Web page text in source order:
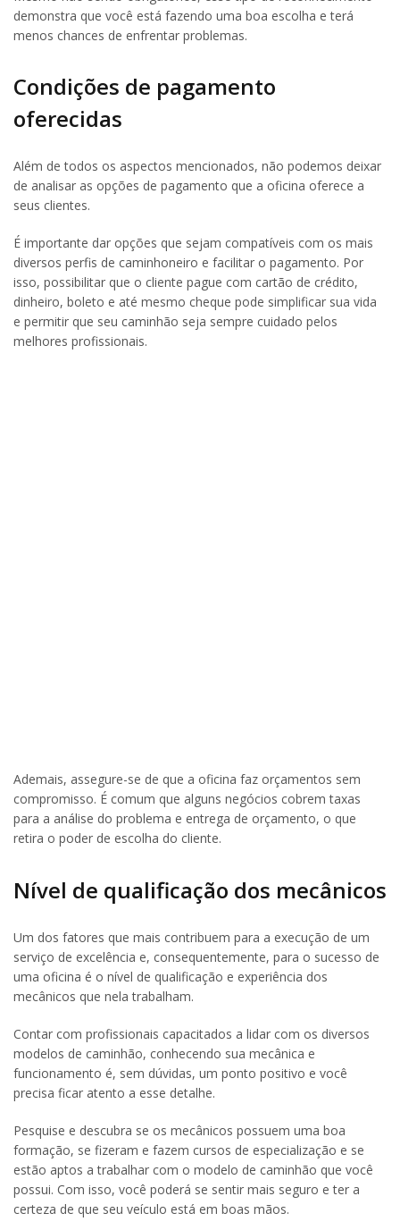
demonstra que você está fazendo uma boa escolha e terá
menos chances de enfrentar problemas.
Condições de pagamento
oferecidas
Além de todos os aspectos mencionados, não podemos deixar
de analisar as opções de pagamento que a oficina oferece a
seus clientes.
É importante dar opções que sejam compatíveis com os mais
diversos perfis de caminhoneiro e facilitar o pagamento. Por
isso, possibilitar que o cliente pague com cartão de crédito,
dinheiro, boleto e até mesmo cheque pode simplificar sua vida
e permitir que seu caminhão seja sempre cuidado pelos
melhores profissionais.
Ademais, assegure-se de que a oficina faz orçamentos sem
compromisso. É comum que alguns negócios cobrem taxas
para a análise do problema e entrega de orçamento, o que
retira o poder de escolha do cliente.
Nível de qualificação dos mecânicos
Um dos fatores que mais contribuem para a execução de um
serviço de excelência e, consequentemente, para o sucesso de
uma oficina é o nível de qualificação e experiência dos
mecânicos que nela trabalham.
Contar com profissionais capacitados a lidar com os diversos
modelos de caminhão, conhecendo sua mecânica e
funcionamento é, sem dúvidas, um ponto positivo e você
precisa ficar atento a esse detalhe.
Pesquise e descubra se os mecânicos possuem uma boa
formação, se fizeram e fazem cursos de especialização e se
estão aptos a trabalhar com o modelo de caminhão que você
possui. Com isso, você poderá se sentir mais seguro e ter a
certeza de que seu veículo está em boas mãos.